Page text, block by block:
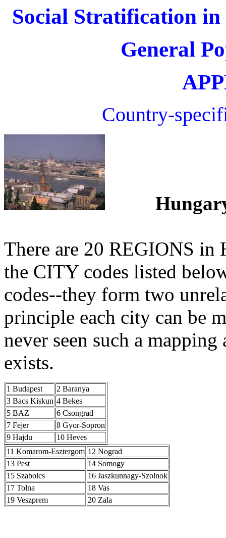
Social Stratification
General
Country-
There are 20 REGIONS in
the CITY codes listed
codes--they form two
principle each city can be
never seen such a
exists.
1 Budapest
2 Baranya
3 Bacs Kiskun 4 Bekes
5 BAZ
6 Csongrad
7 Fejer
8 Gyor-Sopron
9 Hajdu
10 Heves
11 Komarom-Esztergom 12 Nograd
13 Pest
14 Somogy
15 Szabolcs
16 Jaszkunnagy-Szolnok
17 Tolna
18 Vas
19 Veszprem
20 Zala